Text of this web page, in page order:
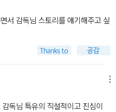
서 감독님 스토리를 얘기해주고 싶
독님 특유의 직설적이고 진심이